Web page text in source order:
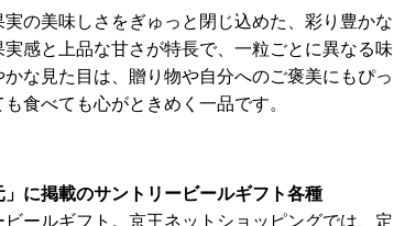
の美味しさをぎゅっと閉じ込めた、彩り豊かな
感と上品な甘さが特長で、一粒ごとに異なる味
な見た目は、贈り物や自分へのご褒美にもぴっ
食べても心がときめく一品です。
に掲載のサントリービールギフト各種
ールギフト。京王ネットショッピングでは、定